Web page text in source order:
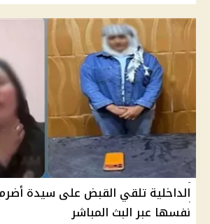
الداخلية تلقي القبض على سيدة
نفسها عبر البث المباشر